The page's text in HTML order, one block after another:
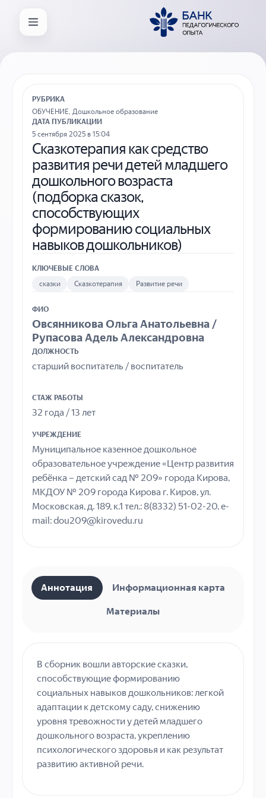
ФИО
Овсянникова Ольга Анатольевна /
Рупасова Адель Александровна
ДОЛЖНОСТЬ
старший воспитатель / воспитатель
СТАЖ РАБОТЫ
32 года / 13 лет
УЧРЕЖДЕНИЕ
Муниципальное казенное дошкольное
образовательное учреждение «Центр развития
ребёнка – детский сад № 209» города Кирова,
МКДОУ № 209 города Кирова г. Киров, ул.
Московская, д. 189, к.1 тел.: 8(8332) 51-02-20, e-
mail: dou209@kirovedu.ru
РУБРИКА
ОБУЧЕНИЕ, Дошкольное образование
ДАТА ПУБЛИКАЦИИ
5 сентября 2025 в 15:04
Сказкотерапия как средство
развития речи детей младшего
дошкольного возраста
(подборка сказок,
способствующих
формированию социальных
навыков дошкольников)
КЛЮЧЕВЫЕ СЛОВА
сказки
Сказкотерапия Развитие речи
Аннотация Информационная карта
Материалы
В сборник вошли авторские сказки,
способствующие формированию
социальных навыков дошкольников: легкой
адаптации к детскому саду, снижению
уровня тревожности у детей младшего
дошкольного возраста, укреплению
психологического здоровья и как результат
развитию активной речи.